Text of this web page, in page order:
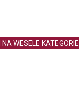
NA WESELE KATEGORIE